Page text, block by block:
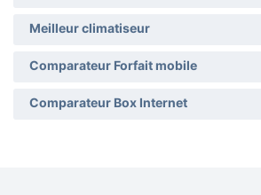
Meilleur climatiseur
Comparateur Forfait mobile
Comparateur Box Internet